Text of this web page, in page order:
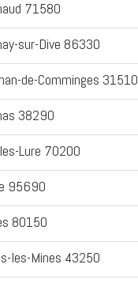
71580
sur-Dive 86330
de-Comminges 31510
38290
Lure 70200
95690
80150
les-Mines 43250